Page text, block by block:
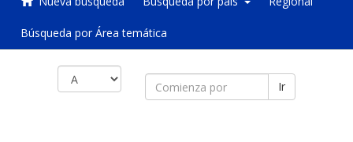
Búsqueda por Área temática
Ir